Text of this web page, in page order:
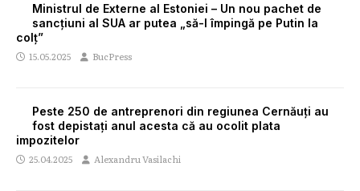
Ministrul de Externe al Estoniei – Un nou pachet de
sancțiuni al SUA ar putea „să-l împingă pe Putin la
colț”
15.05.2025 BucPress
Peste 250 de antreprenori din regiunea Cernăuți au
fost depistați anul acesta că au ocolit plata
impozitelor
25.04.2025 Alexandru Vasilachi